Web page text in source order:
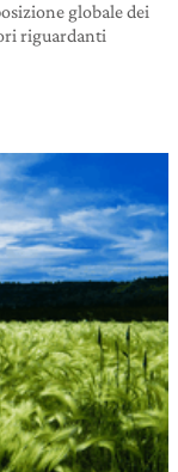
globale dei
riguardanti